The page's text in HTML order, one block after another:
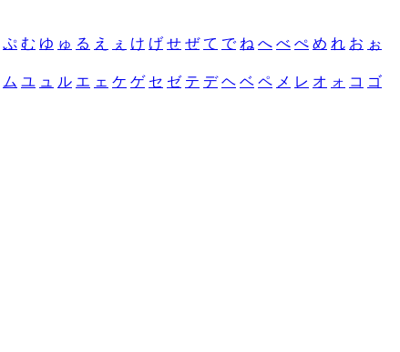
ぷ む ゆ ゅ る え ぇ け げ せ ぜ て で ね へ べ ぺ め れ お ぉ
ム ユ ュ ル エ ェ ケ ゲ セ ゼ テ デ ヘ ベ ペ メ レ オ ォ コ ゴ